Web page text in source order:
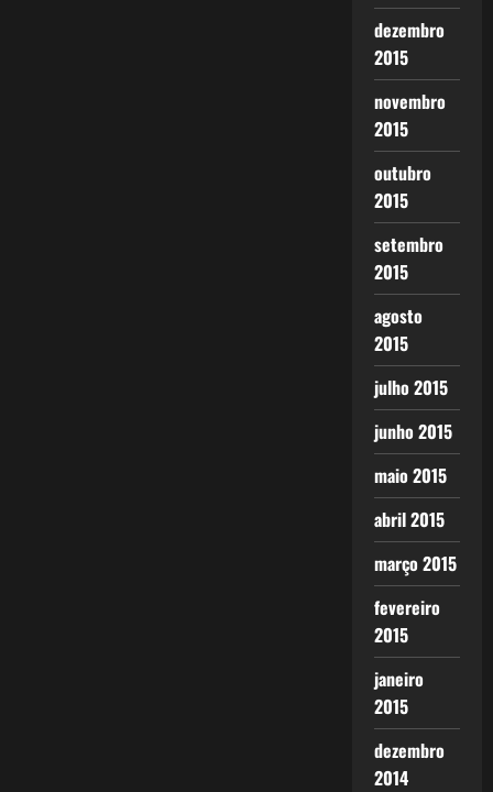
dezembro
2015
novembro
2015
outubro
2015
setembro
2015
agosto
2015
julho 2015
junho 2015
maio 2015
abril 2015
março 2015
fevereiro
2015
janeiro
2015
dezembro
2014